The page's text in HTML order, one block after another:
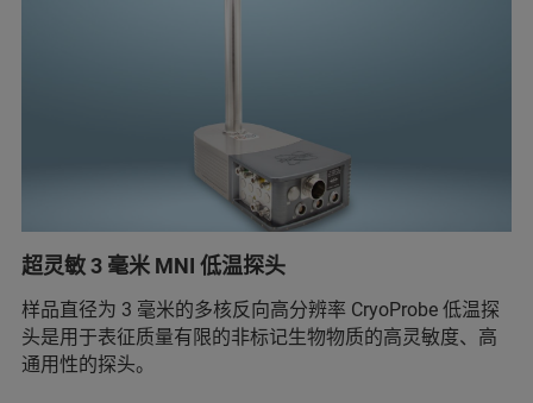
超灵敏 3 毫米 MNI 低温探头
样品直径为 3 毫米的多核反向高分辨率 CryoProbe 低温探
头是用于表征质量有限的非标记生物物质的高灵敏度、高
通用性的探头。